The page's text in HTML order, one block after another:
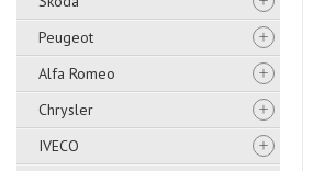
Peugeot
Alfa Romeo
Chrysler
IVECO